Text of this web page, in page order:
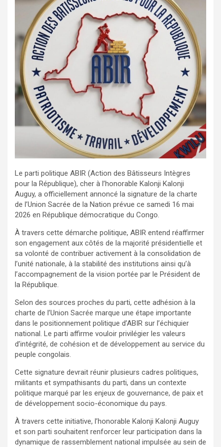
Le parti politique ABIR (Action des Bâtisseurs Intègres
pour la République), cher à l’honorable Kalonji Kalonji
Auguy, a officiellement annoncé la signature de la charte
de l’Union Sacrée de la Nation prévue ce samedi 16 mai
2026 en République démocratique du Congo.
À travers cette démarche politique, ABIR entend réaffirmer
son engagement aux côtés de la majorité présidentielle et
sa volonté de contribuer activement à la consolidation de
l’unité nationale, à la stabilité des institutions ainsi qu’à
l’accompagnement de la vision portée par le Président de
la République.
Selon des sources proches du parti, cette adhésion à la
charte de l’Union Sacrée marque une étape importante
dans le positionnement politique d’ABIR sur l’échiquier
national. Le parti affirme vouloir privilégier les valeurs
d’intégrité, de cohésion et de développement au service du
peuple congolais.
Cette signature devrait réunir plusieurs cadres politiques,
militants et sympathisants du parti, dans un contexte
politique marqué par les enjeux de gouvernance, de paix et
de développement socio-économique du pays.
À travers cette initiative, l’honorable Kalonji Kalonji Auguy
et son parti souhaitent renforcer leur participation dans la
dynamique de rassemblement national impulsée au sein de